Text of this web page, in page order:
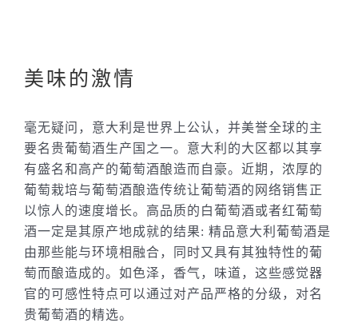
美味的激情
毫无疑问，意大利是世界上公认，并美誉全球的主
要名贵葡萄酒生产国之一。意大利的大区都以其享
有盛名和高产的葡萄酒酿造而自豪。近期，浓厚的
葡萄栽培与葡萄酒酿造传统让葡萄酒的网络销售正
以惊人的速度增长。高品质的白葡萄酒或者红葡萄
酒一定是其原产地成就的结果: 精品意大利葡萄酒是
由那些能与环境相融合，同时又具有其独特性的葡
萄而酿造成的。如色泽，香气，味道，这些感觉器
官的可感性特点可以通过对产品严格的分级，对名
贵葡萄酒的精选。